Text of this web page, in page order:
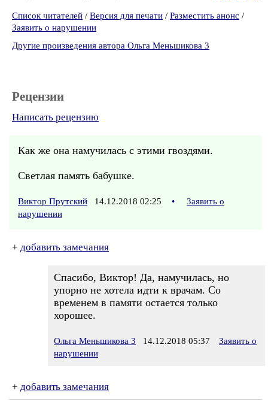
Список читателей / Версия для печати / Разместить анонс /
Заявить о нарушении
Другие произведения автора Ольга Меньшикова 3
Рецензии
Написать рецензию
Как же она намучилась с этими гвоздями.
Светлая память бабушке.
Виктор Прутский 14.12.2018 02:25 •
Заявить о
нарушении
+ добавить замечания
Спасибо, Виктор! Да, намучилась, но
упорно не хотела идти к врачам. Со
временем в памяти остается только
хорошее.
Ольга Меньшикова 3 14.12.2018 05:37
Заявить о
нарушении
+ добавить замечания